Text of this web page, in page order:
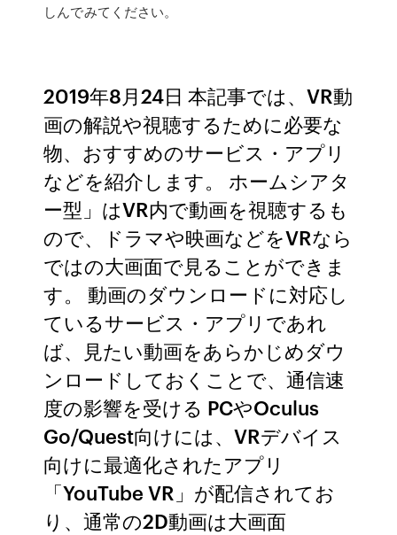
しんでみてください。
2019年8月24日 本記事では、VR動
画の解説や視聴するために必要な
物、おすすめのサービス・アプリ
などを紹介します。 ホームシアタ
ー型」はVR内で動画を視聴するも
ので、ドラマや映画などをVRなら
ではの大画面で見ることができま
す。 動画のダウンロードに対応し
ているサービス・アプリであれ
ば、見たい動画をあらかじめダウ
ンロードしておくことで、通信速
度の影響を受ける PCやOculus
Go/Quest向けには、VRデバイス
向けに最適化されたアプリ
「YouTube VR」が配信されてお
り、通常の2D動画は大画面